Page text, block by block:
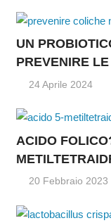
UN
PREVENIRE
24 Aprile 2024
ACIDO
20 Febbraio 2023